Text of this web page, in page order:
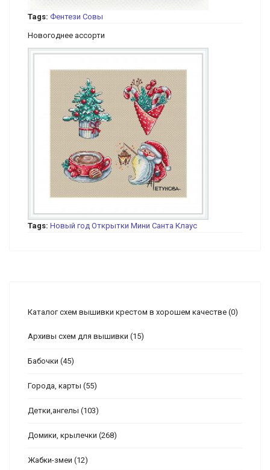
Tags: Фентези Совы
Новогоднее ассорти
Tags: Новый год Открытки Мини Санта Клаус
Каталог схем вышивки крестом в хорошем качестве (0)
Архивы схем для вышивки (15)
Бабочки (45)
Города, карты (55)
Детки,ангелы (103)
Домики, крылечки (268)
Жабки-змеи (12)